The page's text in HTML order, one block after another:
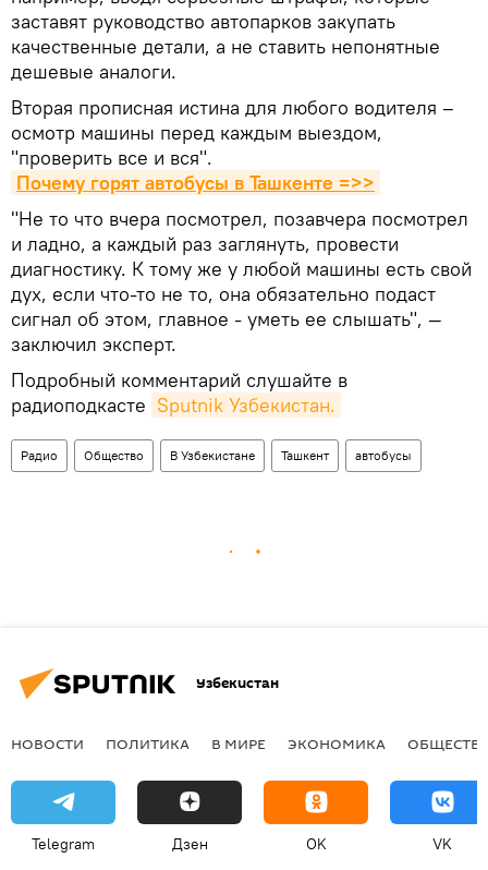
заставят руководство автопарков закупать
качественные детали, а не ставить непонятные
дешевые аналоги.
Вторая прописная истина для любого водителя –
осмотр машины перед каждым выездом,
"проверить все и вся".
Почему горят автобусы в Ташкенте =>>
"Не то что вчера посмотрел, позавчера посмотрел
и ладно, а каждый раз заглянуть, провести
диагностику. К тому же у любой машины есть свой
дух, если что-то не то, она обязательно подаст
сигнал об этом, главное - уметь ее слышать", —
заключил эксперт.
Подробный комментарий слушайте в
радиоподкасте Sputnik Узбекистан.
Радио Общество В Узбекистане Ташкент автобусы
Узбекистан
НОВОСТИ ПОЛИТИКА В МИРЕ ЭКОНОМИКА
Telegram Дзен OK VK